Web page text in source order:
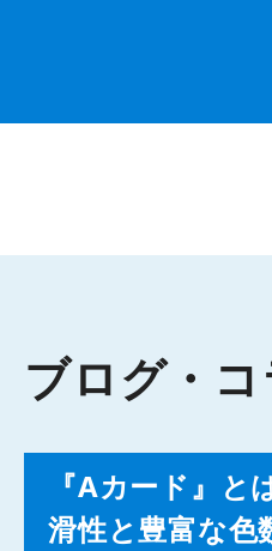
ブログ・
『Aカード』と
滑性と豊富な色